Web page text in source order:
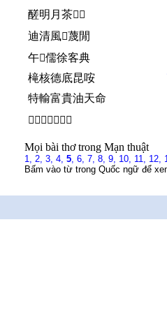
醝明月茶𠀧𱔩
迪清風𦫼蔑閒
午𬮌儒徐客典
槞核德底昆咹
特輸富貴油天命
𢷆木𬈋之朱辱因
Mọi bài thơ trong Mạn thuật
1, 2, 3, 4, 5, 6, 7, 8, 9, 10, 11, 12,
Bấm vào từ trong Quốc ngữ để